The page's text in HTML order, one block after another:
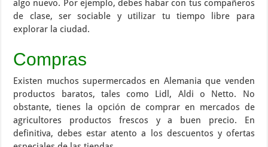
algo nuevo. Por ejemplo, debes habar con tus compañeros
de clase, ser sociable y utilizar tu tiempo libre para
explorar la ciudad.
Compras
Existen muchos supermercados en Alemania que venden
productos baratos, tales como Lidl, Aldi o Netto. No
obstante, tienes la opción de comprar en mercados de
agricultores productos frescos y a buen precio. En
definitiva, debes estar atento a los descuentos y ofertas